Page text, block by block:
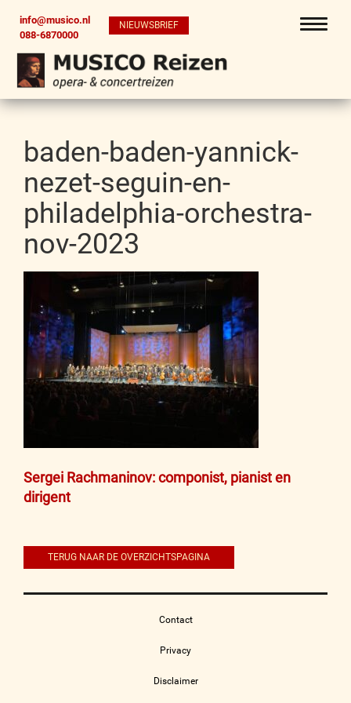
info@musico.nl
088-6870000
NIEUWSBRIEF
baden-baden-yannick-
nezet-seguin-en-
philadelphia-orchestra-
nov-2023
Bericht
navigatie
Sergei Rachmaninov: componist, pianist en
dirigent
TERUG NAAR DE OVERZICHTSPAGINA
Contact
Privacy
Disclaimer